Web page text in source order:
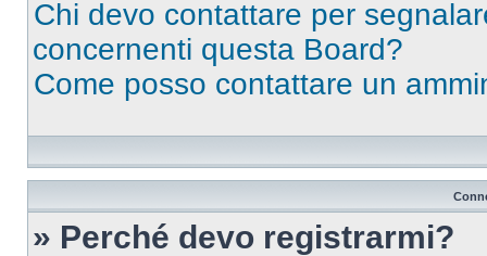
Chi devo contattare per
concernenti questa Board?
Come posso contattare un
» Perché devo registrarmi?